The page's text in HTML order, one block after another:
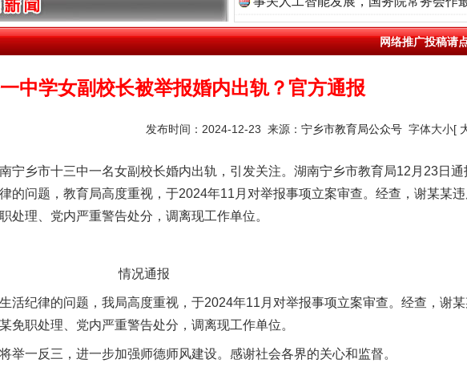
网络推广投稿请
中学女副校长被举报婚内出轨？官方通报
发布时间：2024-12-23 来源： 宁乡市教育局公众号 字体大小[
乡市十三中一名女副校长婚内出轨，引发关注。湖南宁乡市教育局12月23日通
的问题，教育局高度重视，于2024年11月对举报事项立案审查。经查，谢某某
处理、党内严重警告处分，调离现工作单位。
情况通报
纪律的问题，我局高度重视，于2024年11月对举报事项立案审查。经查，谢某
免职处理、党内严重警告处分，调离现工作单位。
一反三，进一步加强师德师风建设。感谢社会各界的关心和监督。